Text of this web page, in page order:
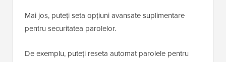
Mai jos, puteți seta opțiuni avansate suplimentare
pentru securitatea parolelor.
De exemplu, puteți reseta automat parolele pentru